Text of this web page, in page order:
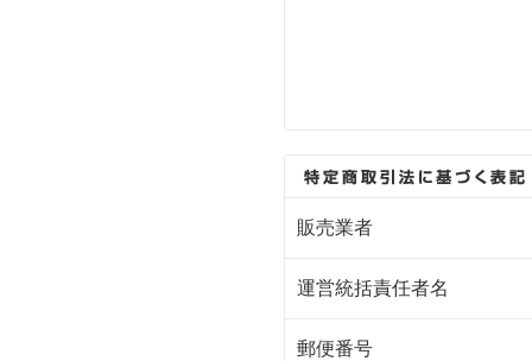
販売業者
運営統括責任者名
郵便番号